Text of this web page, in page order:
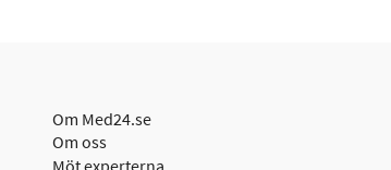
Om Med24.se
Om oss
Möt experterna